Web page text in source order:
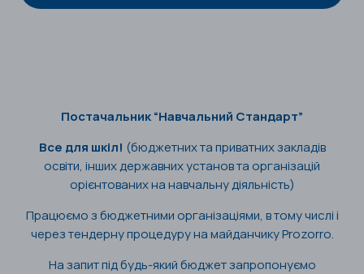
Постачальник “Навчальний Стандарт”
Все для шкіл! (бюджетних та приватних закладів
освіти, інших державних установ та організацій
орієнтованих на навчальну діяльність)
Працюємо з бюджетними організаціями, в тому числі і
через тендерну процедуру на майданчику Prozorro.
На запит під будь-який бюджет запропонуємо